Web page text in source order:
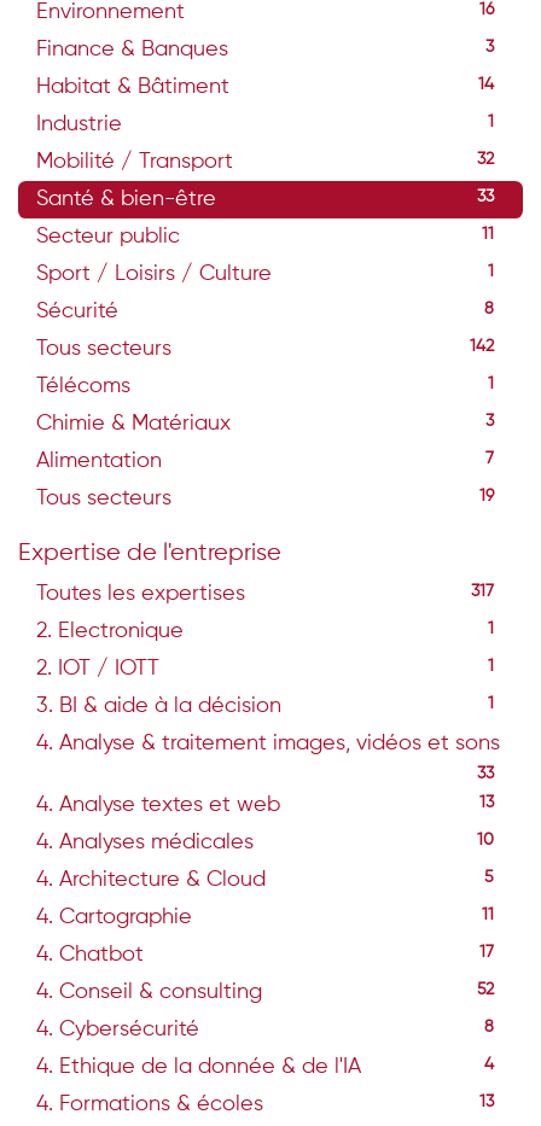
Environnement 16
Finance & Banques 3
Habitat & Bâtiment 14
Industrie 1
Mobilité / Transport 32
Santé & bien-être 33
Secteur public 11
Sport / Loisirs / Culture 1
Sécurité 8
Tous secteurs 142
Télécoms 1
Chimie & Matériaux 3
Alimentation 7
Tous secteurs 19
Expertise de l'entreprise
Toutes les expertises 317
2. Electronique 1
2. IOT / IOTT 1
3. BI & aide à la décision 1
4. Analyse & traitement images, vidéos et sons
33
4. Analyse textes et web 13
4. Analyses médicales 10
4. Architecture & Cloud 5
4. Cartographie
4. Chatbot 17
4. Conseil & consulting 52
4. Cybersécurité 8
4. Ethique de la donnée & de l'IA 4
4. Formations & écoles 13